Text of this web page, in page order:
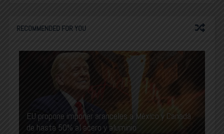
RECOMMENDED FOR YOU
EU propone imponer aranceles a México y Canadá
de hasta 50% al acero y aluminio